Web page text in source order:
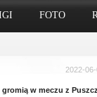
FOTO
2022-
w meczu z